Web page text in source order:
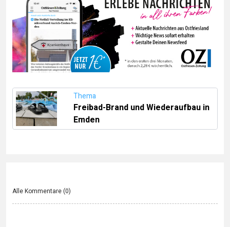
Thema
Freibad-Brand und Wiederaufbau in
Emden
Alle Kommentare (0)